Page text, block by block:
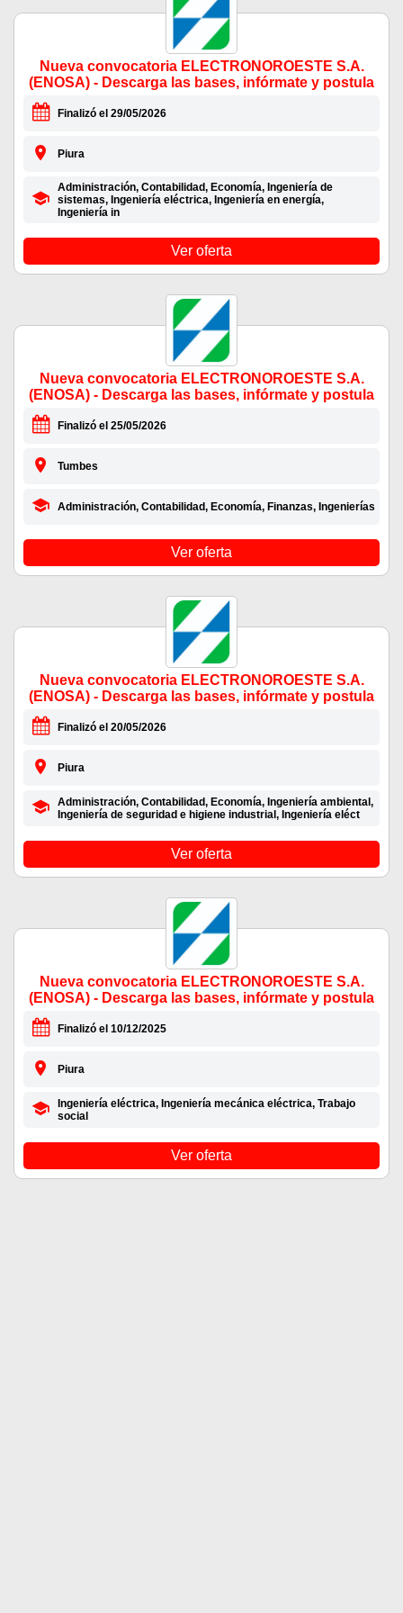
Nueva convocatoria ELECTRONOROESTE S.A.
(ENOSA) - Descarga las bases, infórmate y postula
Finalizó el 29/05/2026
Piura
Administración, Contabilidad, Economía, Ingeniería de
sistemas, Ingeniería eléctrica, Ingeniería en energía,
Ingeniería in
Ver oferta
Nueva convocatoria ELECTRONOROESTE S.A.
(ENOSA) - Descarga las bases, infórmate y postula
Finalizó el 25/05/2026
Tumbes
Administración, Contabilidad, Economía, Finanzas, Ingenierías
Ver oferta
Nueva convocatoria ELECTRONOROESTE S.A.
(ENOSA) - Descarga las bases, infórmate y postula
Finalizó el 20/05/2026
Piura
Administración, Contabilidad, Economía, Ingeniería ambiental,
Ingeniería de seguridad e higiene industrial, Ingeniería eléct
Ver oferta
Nueva convocatoria ELECTRONOROESTE S.A.
(ENOSA) - Descarga las bases, infórmate y postula
Finalizó el 10/12/2025
Piura
Ingeniería eléctrica, Ingeniería mecánica eléctrica, Trabajo
social
Ver oferta